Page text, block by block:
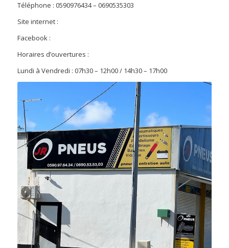
Téléphone : 0590976434 – 0690535303
Site internet :
Facebook :
Horaires d’ouvertures :
Lundi à Vendredi : 07h30 – 12h00 / 14h30 – 17h00